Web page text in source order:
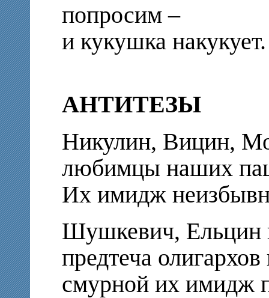
попросим –
и кукушка накукует.
АНТИТЕЗЫ
Никулин, Вицин,
любимцы наших
Их имидж
Шушкевич, Ельцин
предтеча
смурной их имидж